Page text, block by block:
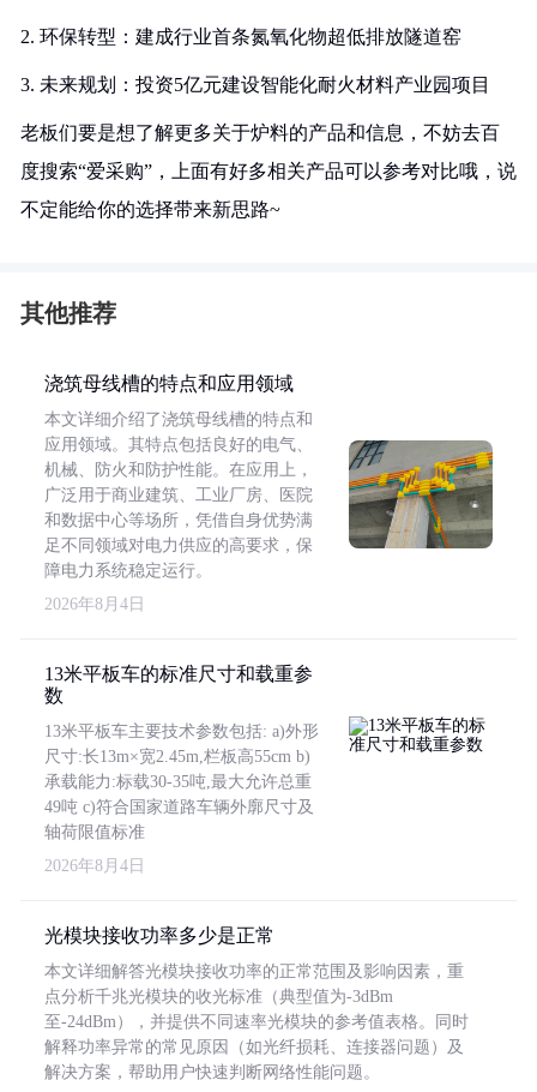
2. 环保转型：建成行业首条氮氧化物超低排放隧道窑
3. 未来规划：投资5亿元建设智能化耐火材料产业园项目
老板们要是想了解更多关于炉料的产品和信息，不妨去百
度搜索“爱采购”，上面有好多相关产品可以参考对比哦，说
不定能给你的选择带来新思路~
其他推荐
浇筑母线槽的特点和应用领域
本文详细介绍了浇筑母线槽的特点和
应用领域。其特点包括良好的电气、
机械、防火和防护性能。在应用上，
广泛用于商业建筑、工业厂房、医院
和数据中心等场所，凭借自身优势满
足不同领域对电力供应的高要求，保
障电力系统稳定运行。
2026年8月4日
13米平板车的标准尺寸和载重参
数
13米平板车主要技术参数包括: a)外形
尺寸:长13m×宽2.45m,栏板高55cm b)
承载能力:标载30-35吨,最大允许总重
49吨 c)符合国家道路车辆外廓尺寸及
轴荷限值标准
2026年8月4日
光模块接收功率多少是正常
本文详细解答光模块接收功率的正常范围及影响因素，重
点分析千兆光模块的收光标准（典型值为-3dBm
至-24dBm），并提供不同速率光模块的参考值表格。同时
解释功率异常的常见原因（如光纤损耗、连接器问题）及
解决方案，帮助用户快速判断网络性能问题。